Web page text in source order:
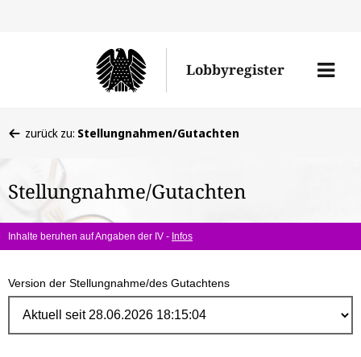
Lobbyregister
Menü
befinden
hier:
zurück zu: Stellungnahmen/Gutachten
Stellungnahme/Gutachten
Inhalte beruhen auf Angaben der IV - Infos
Version der Stellungnahme/des Gutachtens